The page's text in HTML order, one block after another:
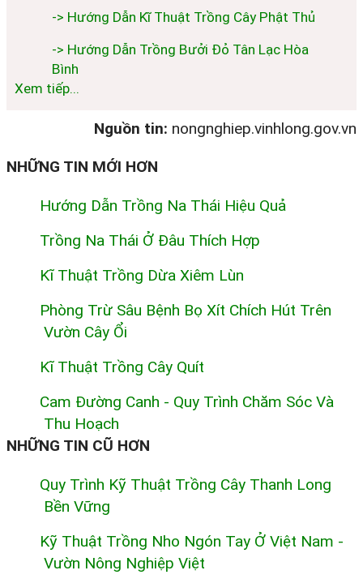
-> Hướng Dẫn Kĩ Thuật Trồng Cây Phật Thủ
-> Hướng Dẫn Trồng Bưởi Đỏ Tân Lạc Hòa
Bình
Xem tiếp...
Nguồn tin: nongnghiep.vinhlong.gov.vn
NHỮNG TIN MỚI HƠN
Hướng Dẫn Trồng Na Thái Hiệu Quả
Trồng Na Thái Ở Đâu Thích Hợp
Kĩ Thuật Trồng Dừa Xiêm Lùn
Phòng Trừ Sâu Bệnh Bọ Xít Chích Hút Trên
Vườn Cây Ổi
Kĩ Thuật Trồng Cây Quít
Cam Đường Canh - Quy Trình Chăm Sóc Và
Thu Hoạch
NHỮNG TIN CŨ HƠN
Quy Trình Kỹ Thuật Trồng Cây Thanh Long
Bền Vững
Kỹ Thuật Trồng Nho Ngón Tay Ở Việt Nam -
Vườn Nông Nghiệp Việt